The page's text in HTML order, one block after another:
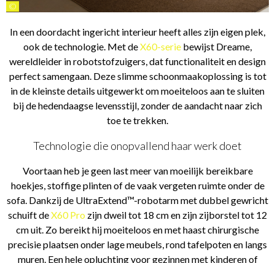
©
In een doordacht ingericht interieur heeft alles zijn eigen plek,
ook de technologie. Met deX60-serie bewijst Dreame,
wereldleider in robotstofzuigers, dat functionaliteit en design
perfect samengaan. Deze slimme schoonmaakoplossing is tot
in de kleinste details uitgewerkt om moeiteloos aan te sluiten
bij de hedendaagse levensstijl, zonder de aandacht naar zich
toe te trekken.
Technologie die onopvallend haar werk doet
Voortaan heb je geen last meer van moeilijk bereikbare
hoekjes, stoffige plinten of de vaak vergeten ruimte onder de
sofa. Dankzij de UltraExtend™-robotarm met dubbel gewricht
schuift deX60 Pro zijn dweil tot 18 cm en zijn zijborstel tot 12
cm uit. Zo bereikt hij moeiteloos en met haast chirurgische
precisie plaatsen onder lage meubels, rond tafelpoten en langs
muren. Een hele opluchting voor gezinnen met kinderen of